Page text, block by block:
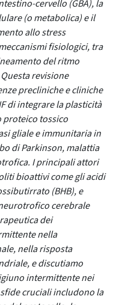
cervello (GBA), la
(o metabolica) e il
allo stress
fisiologici, tra
del ritmo
revisione
precliniche e cliniche
di integrare la plasticità
proteico tossico
gliale e immunitaria in
di Parkinson, malattia
I principali attori
bioattivi come gli acidi
(BHB), e
cerebrale
dei
nella
nella risposta
e discutiamo
intermittente nei
cruciali includono la